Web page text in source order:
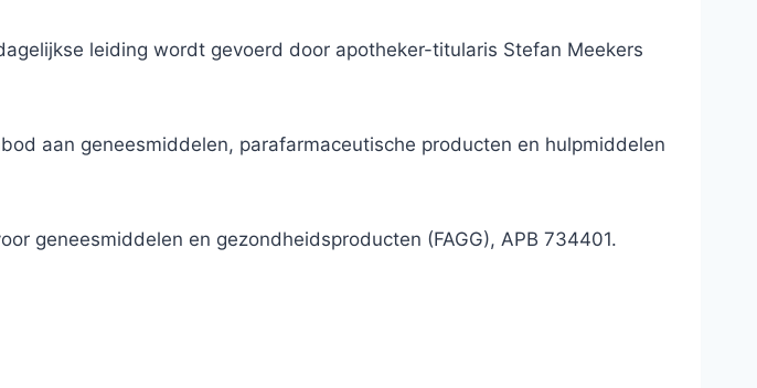
leiding wordt gevoerd door apotheker-titularis Stefan Meekers
aan geneesmiddelen, parafarmaceutische producten en hulpmiddelen
geneesmiddelen en gezondheidsproducten (FAGG), APB 734401.